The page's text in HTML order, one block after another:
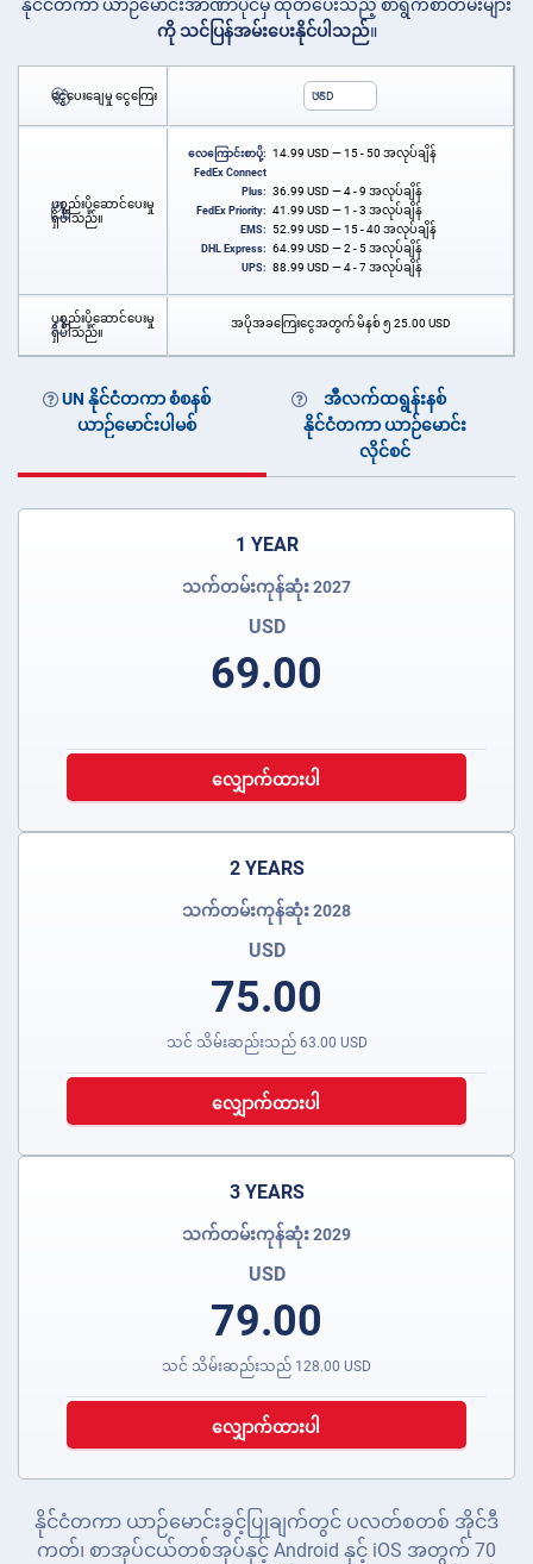
နိုင်ငံတကာ ယာဉ်မောင်းအာဏာပိုင်မှ ထုတ်ပေးသည့် စာရွက်စာတမ်းများ
ကို သင်ပြန်အမ်းပေးနိုင်ပါသည်။
ငွေပေးချေမှု ငွေကြေး USD
ပစ္စည်းပို့ဆောင်ပေးမှု
ရှိပါသည်။
လေကြောင်းစာပို့: 14.99 USD — 15 - 50 အလုပ်ချိန်
FedEx Connect
Plus:
36.99 USD — 4 - 9 အလုပ်ချိန်
FedEx Priority: 41.99 USD — 1 - 3 အလုပ်ချိန်
EMS: 52.99 USD — 15 - 40 အလုပ်ချိန်
DHL Express: 64.99 USD — 2 - 5 အလုပ်ချိန်
UPS: 88.99 USD — 4 - 7 အလုပ်ချိန်
ပစ္စည်းပို့ဆောင်ပေးမှု
ရှိပါသည်။
အပိုအခကြေးငွေအတွက် မိနစ် ၅ 25.00 USD
UN နိုင်ငံတကာ စံစနစ်
ယာဉ်မောင်းပါမစ်
အီလက်ထရွန်းနစ်
နိုင်ငံတကာ ယာဉ်မောင်း
လိုင်စင်
1 YEAR
သက်တမ်းကုန်ဆုံး 2027
USD
69.00
လျှောက်ထားပါ
2 YEARS
သက်တမ်းကုန်ဆုံး 2028
USD
75.00
သင် သိမ်းဆည်းသည် 63.00 USD
လျှောက်ထားပါ
3 YEARS
သက်တမ်းကုန်ဆုံး 2029
USD
79.00
သင် သိမ်းဆည်းသည် 128.00 USD
လျှောက်ထားပါ
နိုင်ငံတကာ ယာဉ်မောင်းခွင့်ပြုချက်တွင် ပလတ်စတစ် အိုင်ဒီ
ကတ်၊ စာအုပ်ငယ်တစ်အုပ်နှင့် Android နှင့် iOS အတွက် 70